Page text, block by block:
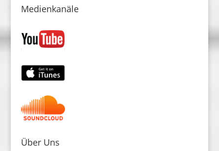
Medienkanäle
Über Uns